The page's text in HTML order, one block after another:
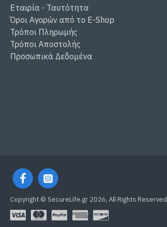
Εταιρία - Ταυτότητα
Όροι Αγορών από το E-Shop
Τρόποι Πληρωμής
Τρόποι Αποστολής
Προσωπικά Δεδομένα
Copyright © SecureLife.gr 2026, All Rights Reserved